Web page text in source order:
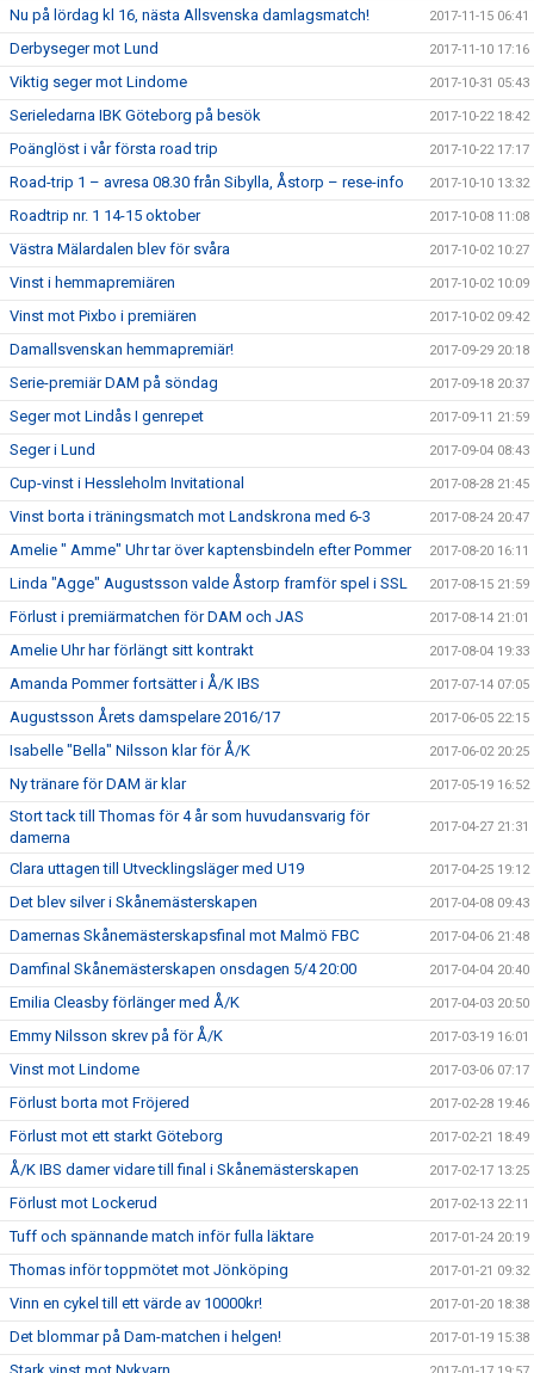
Nu på lördag kl 16, nästa Allsvenska damlagsmatch! 2017-11-15 06:41
Derbyseger mot Lund 2017-11-10 17:16
Viktig seger mot Lindome 2017-10-31 05:43
Serieledarna IBK Göteborg på besök 2017-10-22 18:42
Poänglöst i vår första road trip 2017-10-22 17:17
Road-trip 1 – avresa 08.30 från Sibylla, Åstorp – rese-info 2017-10-10 13:32
Roadtrip nr. 1 14-15 oktober 2017-10-08 11:08
Västra Mälardalen blev för svåra 2017-10-02 10:27
Vinst i hemmapremiären 2017-10-02 10:09
Vinst mot Pixbo i premiären 2017-10-02 09:42
Damallsvenskan hemmapremiär! 2017-09-29 20:18
Serie-premiär DAM på söndag 2017-09-18 20:37
Seger mot Lindås I genrepet 2017-09-11 21:59
Seger i Lund 2017-09-04 08:43
Cup-vinst i Hessleholm Invitational 2017-08-28 21:45
Vinst borta i träningsmatch mot Landskrona med 6-3 2017-08-24 20:47
Amelie " Amme" Uhr tar över kaptensbindeln efter Pommer 2017-08-20 16:11
Linda "Agge" Augustsson valde Åstorp framför spel i SSL 2017-08-15 21:59
Förlust i premiärmatchen för DAM och JAS 2017-08-14 21:01
Amelie Uhr har förlängt sitt kontrakt 2017-08-04 19:33
Amanda Pommer fortsätter i Å/K IBS 2017-07-14 07:05
Augustsson Årets damspelare 2016/17 2017-06-05 22:15
Isabelle "Bella" Nilsson klar för Å/K 2017-06-02 20:25
Ny tränare för DAM är klar 2017-05-19 16:52
Stort tack till Thomas för 4 år som huvudansvarig för
damerna
2017-04-27 21:31
Clara uttagen till Utvecklingsläger med U19 2017-04-25 19:12
Det blev silver i Skånemästerskapen 2017-04-08 09:43
Damernas Skånemästerskapsfinal mot Malmö FBC 2017-04-06 21:48
Damfinal Skånemästerskapen onsdagen 5/4 20:00 2017-04-04 20:40
Emilia Cleasby förlänger med Å/K 2017-04-03 20:50
Emmy Nilsson skrev på för Å/K 2017-03-19 16:01
Vinst mot Lindome 2017-03-06 07:17
Förlust borta mot Fröjered 2017-02-28 19:46
Förlust mot ett starkt Göteborg 2017-02-21 18:49
Å/K IBS damer vidare till final i Skånemästerskapen 2017-02-17 13:25
Förlust mot Lockerud 2017-02-13 22:11
Tuff och spännande match inför fulla läktare 2017-01-24 20:19
Thomas inför toppmötet mot Jönköping 2017-01-21 09:32
Vinn en cykel till ett värde av 10000kr! 2017-01-20 18:38
Det blommar på Dam-matchen i helgen! 2017-01-19 15:38